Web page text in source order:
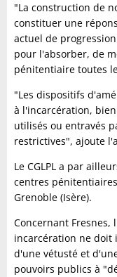
"La construction de
constituer une
actuel de
pour l'absorber, de
pénitentiaire toutes
"Les dispositifs
à l'incarcération,
utilisés ou entravés
restrictives", ajoute
Le CGLPL a par
centres
Grenoble (Isère).
Concernant
incarcération ne doit
d'une vétusté et
pouvoirs publics à